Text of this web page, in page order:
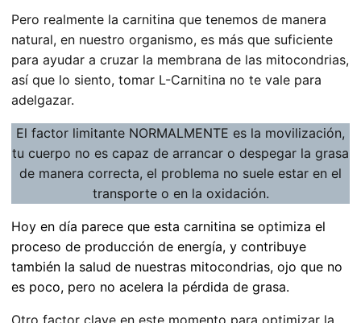
Pero realmente la carnitina que tenemos de manera
natural, en nuestro organismo, es más que suficiente
para ayudar a cruzar la membrana de las mitocondrias,
así que lo siento, tomar L-Carnitina no te vale para
adelgazar.
El factor limitante NORMALMENTE es la movilización,
tu cuerpo no es capaz de arrancar o despegar la grasa
de manera correcta, el problema no suele estar en el
transporte o en la oxidación.
Hoy en día parece que esta carnitina se optimiza el
proceso de producción de energía, y contribuye
también la salud de nuestras mitocondrias, ojo que no
es poco, pero no acelera la pérdida de grasa.